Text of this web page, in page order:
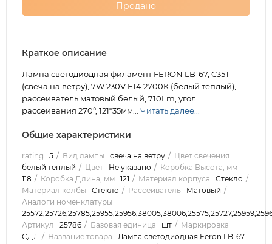
Продано
Краткое описание
Лампа светодиодная филамент FERON LB-67, C35T
(свеча на ветру), 7W 230V E14 2700К (белый теплый),
рассеиватель матовый белый, 710Lm, угол
рассеивания 270°, 121*35мм... Читать далее...
Общие характеристики
rating 5 Вид лампы свеча на ветру
Цвет свечения
белый теплый
Цвет Не указано
Коробка Высота, мм
118
Коробка Длина, мм 121 Материал корпуса
Стекло
Материал колбы
Стекло Рассеиватель
Матовый
Аналоги номенклатуры
Артикул
25786 Базовая единица шт
Маркировка
СДЛ
Название товара
Лампа светодиодная Feron LB-67